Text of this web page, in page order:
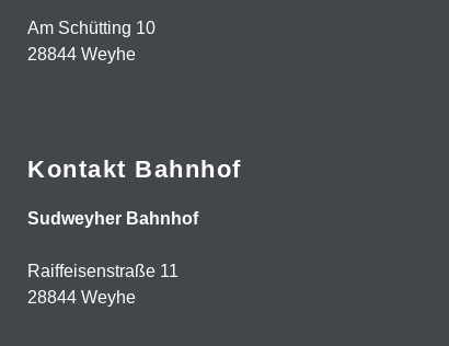
Am Schütting 10
28844 Weyhe
Kontakt Bahnhof
Sudweyher Bahnhof
Raiffeisenstraße 11
28844 Weyhe